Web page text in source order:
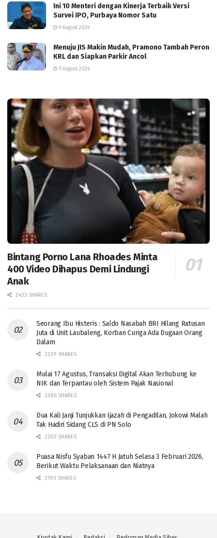
Ini 10 Menteri dengan Kinerja Terbaik Versi
Survei IPO, Purbaya Nomor Satu
9 August 2026
Menuju JIS Makin Mudah, Pramono Tambah Peron
KRL dan Siapkan Parkir Ancol
9 August 2026
Bintang Porno Lana Rhoades Minta
400 Video Dihapus Demi Lindungi
Anak
2433 SHARES
Seorang Ibu Histeris : Saldo Nasabah BRI Hilang Ratusan
Juta di Unit Laubaleng, Korban Curiga Ada Dugaan Orang
Dalam
2339 SHARES
Mulai 17 Agustus, Transaksi Digital Akan Terhubung ke
NIK dan Terpantau oleh Sistem Pajak Nasional
2306 SHARES
Dua Kali Janji Tunjukkan Ijazah di Pengadilan, Jokowi Malah
Tak Hadiri Sidang CLS di PN Solo
2203 SHARES
Puasa Nisfu Syaban 1447 H Jatuh Selasa 3 Februari 2026,
Berikut Waktu Pelaksanaan dan Niatnya
2193 SHARES